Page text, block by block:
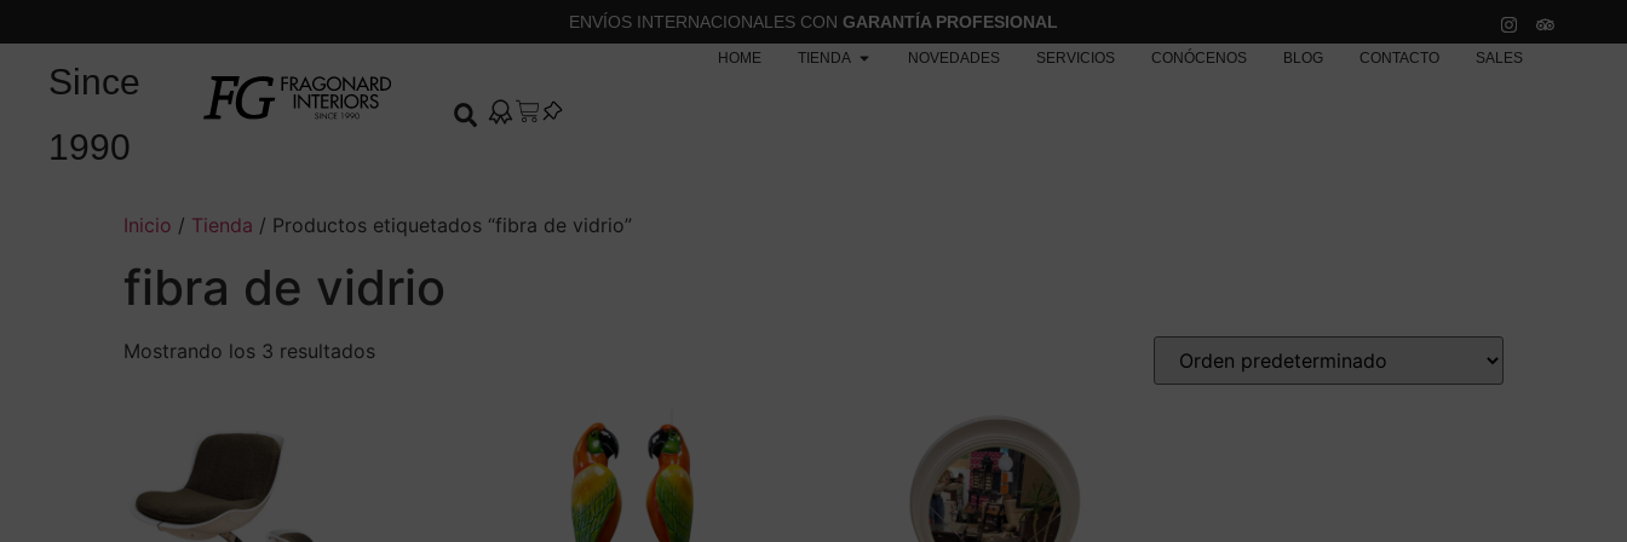
ENVÍOS INTERNACIONALES CON GARANTÍA PROFESIONAL
Since
1990
HOME TIENDA NOVEDADES SERVICIOS CONÓCENOS BLOG CONTACTO SALES
Inicio / Tienda / Productos etiquetados “fibra de vidrio”
fibra de vidrio
Mostrando los 3 resultados